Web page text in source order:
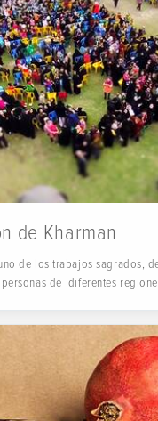
de Kharman
de los trabajos sagrados,
de diferentes